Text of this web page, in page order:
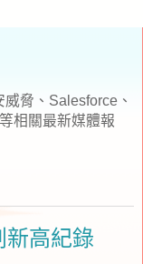
脅、Salesforce、
相關最新媒體報
新高紀錄